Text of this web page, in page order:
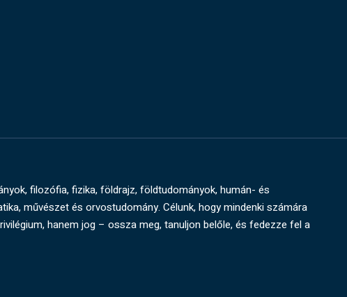
filozófia, fizika, földrajz, földtudományok, humán- és
művészet és orvostudomány. Célunk, hogy mindenki számára
hanem jog – ossza meg, tanuljon belőle, és fedezze fel a